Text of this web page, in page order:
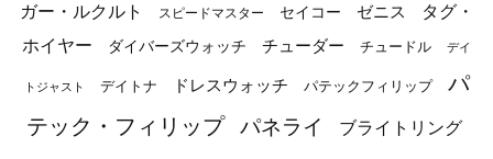
ガー・ルクルト
スピードマスター セイコー ゼニス
タグ・
ホイヤー
ダイバーズウォッチ チューダー チュードル デイ
トジャスト デイトナ ドレスウォッチ パテックフィリップ
パ
テック・フィリップ
パネライ ブライトリング